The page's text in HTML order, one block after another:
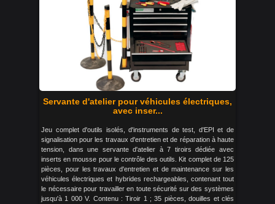
Servante d'atelier pour véhicules électriques,
avec inser...
Jeu complet d'outils isolés, d'instruments de test, d'EPI et de
signalisation pour les travaux d'entretien et de réparation à haute
tension, dans une servante d'atelier à 7 tiroirs dédiée avec
inserts en mousse pour le contrôle des outils. Kit complet de 125
pièces, pour les travaux d'entretien et de maintenance sur les
véhicules électriques et hybrides rechargeables, contenant tout
le nécessaire pour travailler en toute sécurité sur des systèmes
jusqu'à 1 000 V. Contenu : Tiroir 1 ; 35 pièces, douilles et clés